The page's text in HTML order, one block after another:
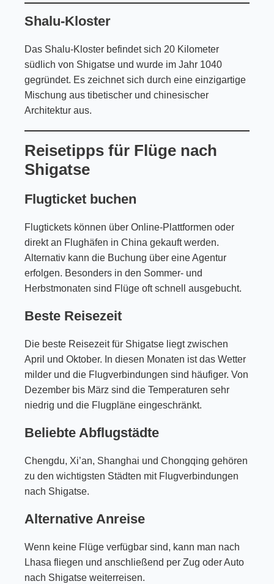
Shalu-Kloster
Das Shalu-Kloster befindet sich 20 Kilometer
südlich von Shigatse und wurde im Jahr 1040
gegründet. Es zeichnet sich durch eine einzigartige
Mischung aus tibetischer und chinesischer
Architektur aus.
Reisetipps für Flüge nach
Shigatse
Flugticket buchen
Flugtickets können über Online-Plattformen oder
direkt an Flughäfen in China gekauft werden.
Alternativ kann die Buchung über eine Agentur
erfolgen. Besonders in den Sommer- und
Herbstmonaten sind Flüge oft schnell ausgebucht.
Beste Reisezeit
Die beste Reisezeit für Shigatse liegt zwischen
April und Oktober. In diesen Monaten ist das Wetter
milder und die Flugverbindungen sind häufiger. Von
Dezember bis März sind die Temperaturen sehr
niedrig und die Flugpläne eingeschränkt.
Beliebte Abflugstädte
Chengdu, Xi’an, Shanghai und Chongqing gehören
zu den wichtigsten Städten mit Flugverbindungen
nach Shigatse.
Alternative Anreise
Wenn keine Flüge verfügbar sind, kann man nach
Lhasa fliegen und anschließend per Zug oder Auto
nach Shigatse weiterreisen.